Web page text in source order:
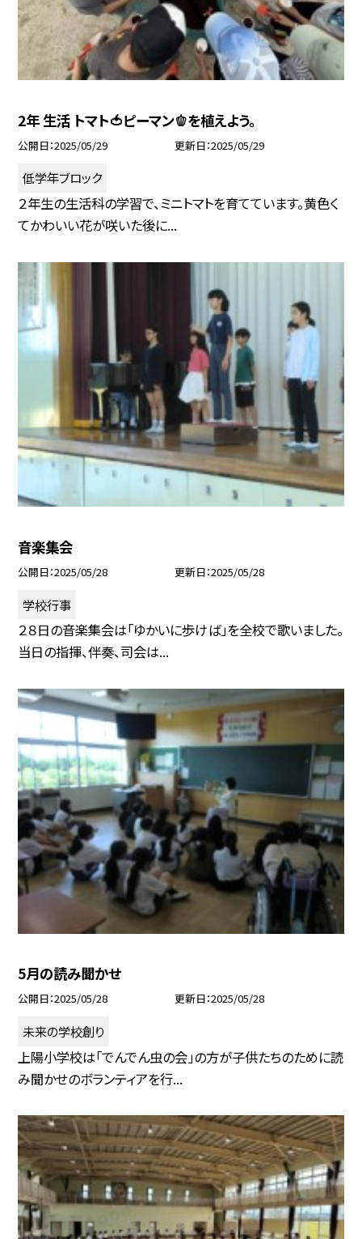
2年 生活 トマト🍅ピーマン🫑を植えよう。
公開日 2025/05/29 更新日 2025/05/29
低学年ブロック
２年生の生活科の学習で、ミニトマトを育てています。黄色く
てかわいい花が咲いた後に...
音楽集会
公開日 2025/05/28 更新日 2025/05/28
学校行事
２８日の音楽集会は「ゆかいに歩けば」を全校で歌いました。
当日の指揮、伴奏、司会は...
5月の読み聞かせ
公開日 2025/05/28 更新日 2025/05/28
未来の学校創り
上陽小学校は「でんでん虫の会」の方が子供たちのために読
み聞かせのボランティアを行...